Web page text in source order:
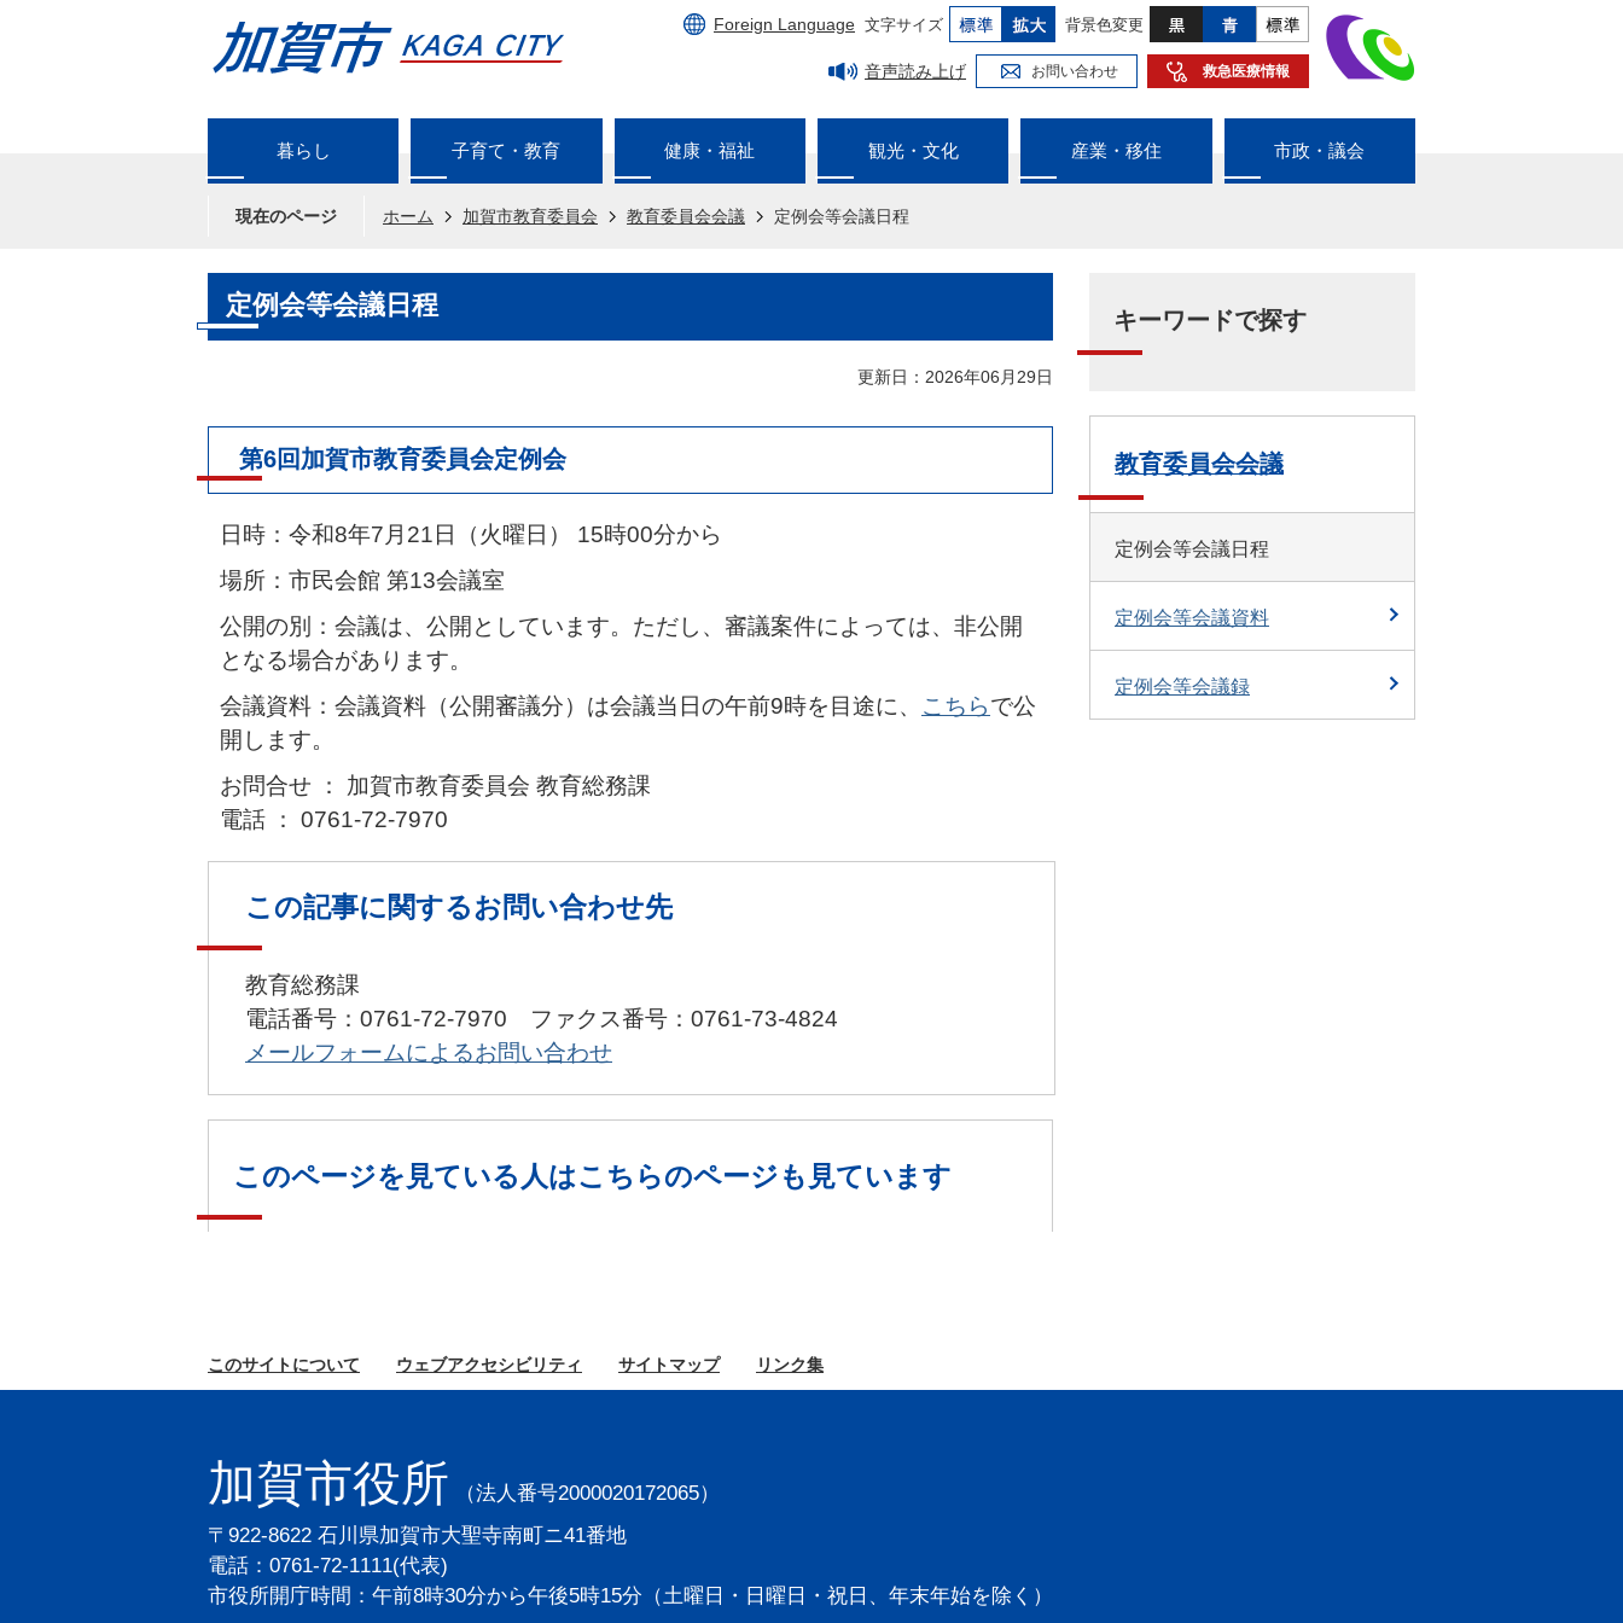
Foreign Language 文字サイズ 背景色変更
音声読み上げ お問い合わせ 救急医療情報
暮らし 子育て・教育 健康・福祉 観光・文化 産業・移住 市政・議会
現在のページ ホーム 加賀市教育委員会 教育委員会会議 定例会等会議日程
定例会等会議日程
更新日：2026年06月29日
第6回加賀市教育委員会定例会
日時：令和8年7月21日（火曜日） 15時00分から
場所：市民会館 第13会議室
公開の別：会議は、公開としています。ただし、審議案件によっては、非公開
となる場合があります。
会議資料：会議資料（公開審議分）は会議当日の午前9時を目途に、 こちらで公
開します。
お問合せ ： 加賀市教育委員会 教育総務課
電話 ： 0761-72-7970
この記事に関するお問い合わせ先
教育総務課
電話番号：0761-72-7970 ファクス番号：0761-73-4824
メールフォームによるお問い合わせ
このページを見ている人はこちらのページも見ています
キーワードで探す
教育委員会会議
定例会等会議日程
定例会等会議資料
定例会等会議録
このサイトについて ウェブアクセシビリティ サイトマップ リンク集
加賀市役所
（法人番号2000020172065）
〒922-8622 石川県加賀市大聖寺南町ニ41番地
電話：0761-72-1111(代表)
市役所開庁時間：午前8時30分から午後5時15分 （土曜日・日曜日・祝日、年末年始を除く）